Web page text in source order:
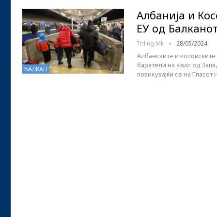
БАЛКАН
Албанија и
ЕУ од
Triling Mk 28/05/2024
Албанските и косовските
баратели на азил од
повикувајќи се на